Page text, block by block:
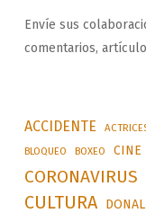
Envíe sus
comentarios,
ACCIDENTE
BLOQUEO BOXEO CINE
CORONAVIRUS
CULTURA